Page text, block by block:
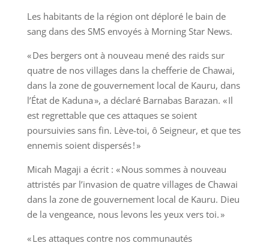
Les habitants de la région ont déploré le bain de
sang dans des SMS envoyés à Morning Star News.
« Des bergers ont à nouveau mené des raids sur
quatre de nos villages dans la chefferie de Chawai,
dans la zone de gouvernement local de Kauru, dans
l’État de Kaduna », a déclaré Barnabas Barazan. « Il
est regrettable que ces attaques se soient
poursuivies sans fin. Lève-toi, ô Seigneur, et que tes
ennemis soient dispersés ! »
Micah Magaji a écrit : « Nous sommes à nouveau
attristés par l’invasion de quatre villages de Chawai
dans la zone de gouvernement local de Kauru. Dieu
de la vengeance, nous levons les yeux vers toi. »
« Les attaques contre nos communautés